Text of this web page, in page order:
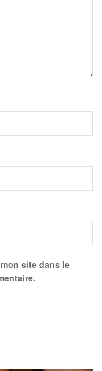
site dans le